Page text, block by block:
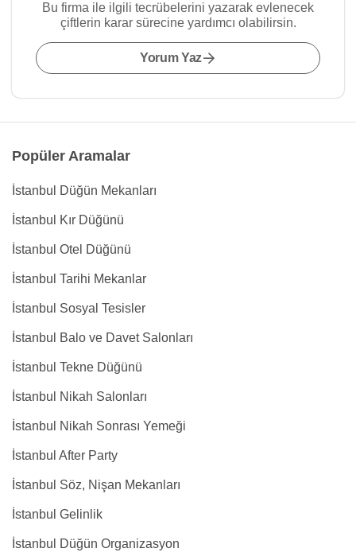
Bu firma ile ilgili tecrübelerini yazarak evlenecek
çiftlerin karar sürecine yardımcı olabilirsin.
Yorum Yaz
Popüler Aramalar
İstanbul Düğün Mekanları
İstanbul Kır Düğünü
İstanbul Otel Düğünü
İstanbul Tarihi Mekanlar
İstanbul Sosyal Tesisler
İstanbul Balo ve Davet Salonları
İstanbul Tekne Düğünü
İstanbul Nikah Salonları
İstanbul Nikah Sonrası Yemeği
İstanbul After Party
İstanbul Söz, Nişan Mekanları
İstanbul Gelinlik
İstanbul Düğün Organizasyon